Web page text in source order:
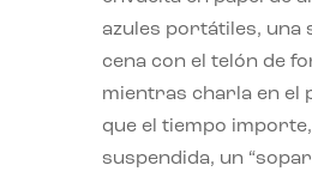
azules portátiles, una
cena con el telón de
mientras charla en el
que el tiempo
suspendida, un